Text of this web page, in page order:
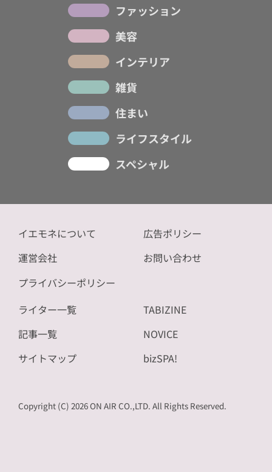
ファッション
美容
インテリア
雑貨
住まい
ライフスタイル
スペシャル
イエモネについて
運営会社
プライバシーポリシー
広告ポリシー
お問い合わせ
ライター一覧
記事一覧
サイトマップ
TABIZINE
NOVICE
bizSPA!
Copyright (C) 2026 ON AIR CO.,LTD. All Rights Reserved.